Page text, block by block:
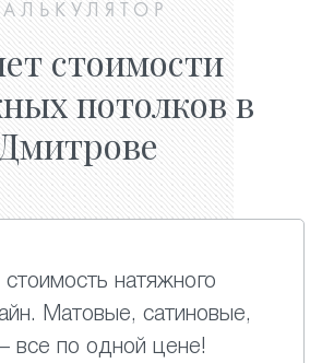
стоимости
потолков в
стоимость натяжного
Матовые, сатиновые,
все по одной цене!